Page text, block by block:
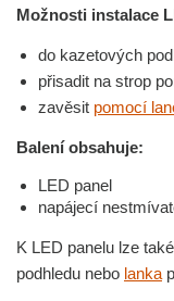
Možnosti instalace
do kazetových
přisadit na strop
zavěsit pomocí
Balení obsahuje:
LED panel
napájecí
K LED panelu lze
podhledu nebo lanka